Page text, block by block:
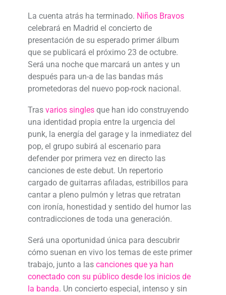
La cuenta atrás ha terminado. Niños Bravos
celebrará en Madrid el concierto de
presentación de su esperado primer álbum
que se publicará el próximo 23 de octubre.
Será una noche que marcará un antes y un
después para un-a de las bandas más
prometedoras del nuevo pop-rock nacional.
Tras varios singlesque han ido construyendo
una identidad propia entre la urgencia del
punk, la energía del garage y la inmediatez del
pop, el grupo subirá al escenario para
defender por primera vez en directo las
canciones de este debut. Un repertorio
cargado de guitarras afiladas, estribillos para
cantar a pleno pulmón y letras que retratan
con ironía, honestidad y sentido del humor las
contradicciones de toda una generación.
Será una oportunidad única para descubrir
cómo suenan en vivo los temas de este primer
trabajo, junto a las canciones que ya han
conectado con su público desde los inicios de
la banda. Un concierto especial, intenso y sin